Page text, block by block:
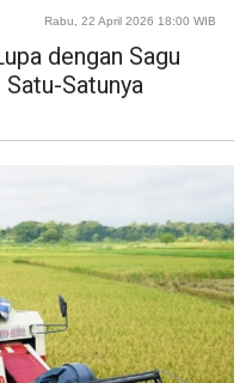
Rabu, 22 April 2026 18:00 WIB
dengan Sagu
Satunya